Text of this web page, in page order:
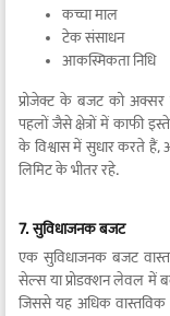
कच्चा माल
टेक संसाधन
आकस्मिकता निधि
प्रोजेक्ट के बजट को अक्सर
पहलों जैसे क्षेत्रों में काफी
के विश्वास में सुधार करते हैं,
लिमिट के भीतर रहे.
7. सुविधाजनक बजट
एक सुविधाजनक बजट
सेल्स या प्रोडक्शन लेवल में
जिससे यह अधिक